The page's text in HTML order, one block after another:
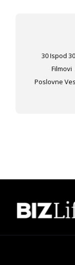
30 Ispod 30
Filmovi
Poslovne